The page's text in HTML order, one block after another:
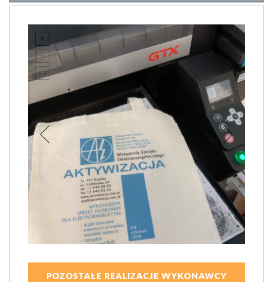
POZOSTAŁE REALIZACJE WYKONAWCY